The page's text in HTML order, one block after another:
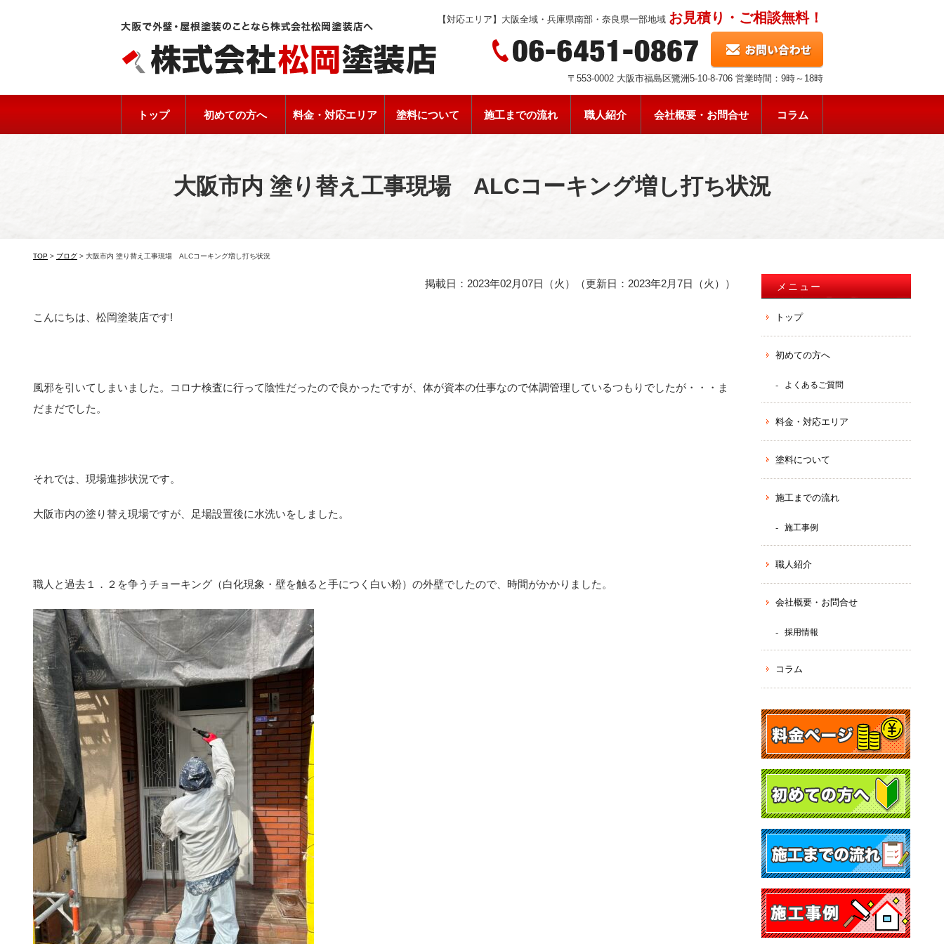
【対応エリア】大阪全域・兵庫県南部・奈良県一部地域 お見積り・ご相談無料！
〒553-0002 大阪市福島区鷺洲5-10-8-706 営業時間：9時～18時
トップ 初めての方へ 料金・対応エリア 塗料について 施工までの流れ 職人紹介 会社概要・お問合せ コラム
大阪市内 塗り替え工事現場 ALCコーキング増し打ち状況
TOP > ブログ > 大阪市内 塗り替え工事現場 ALCコーキング増し打ち状況
掲載日：2023年02月07日（火）（更新日：2023年2月7日（火））
こんにちは、松岡塗装店です!
風邪を引いてしまいました。コロナ検査に行って陰性だったので良かったですが、体が資本の仕事なので体調管理しているつもりでしたが・・・ま
だまだでした。
それでは、現場進捗状況です。
大阪市内の塗り替え現場ですが、足場設置後に水洗いをしました。
職人と過去１．２を争うチョーキング（白化現象・壁を触ると手につく白い粉）の外壁でしたので、時間がかかりました。
メニュー
トップ
初めての方へ
よくあるご質問
料金・対応エリア
塗料について
施工までの流れ
施工事例
職人紹介
会社概要・お問合せ
採用情報
コラム